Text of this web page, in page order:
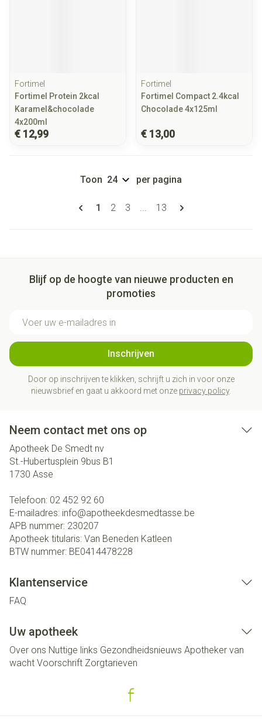
Fortimel
Fortimel Protein 2kcal
Karamel&chocolade
4x200ml
€ 12,99
Fortimel
Fortimel Compact 2.4kcal
Chocolade 4x125ml
€ 13,00
Pagina's
U lees momenteel pagina
1 Pagina
2 Pagina
3 ... Pagina
13
Toon per pagina
Blijf op de hoogte van nieuwe producten en
promoties
Inschrijven
Door op inschrijven te klikken, schrijft u zich in voor onze
nieuwsbrief en gaat u akkoord met onze privacy policy.
Neem contact met ons op
Apotheek De Smedt nv
St.-Hubertusplein 9bus B1
1730 Asse
Telefoon: 02 452 92 60
E-mailadres: info@apotheekdesmedtasse.be
APB nummer: 230207
Apotheek titularis: Van Beneden Katleen
BTW nummer: BE0414478228
Klantenservice
FAQ
Uw apotheek
Over ons Nuttige links Gezondheidsnieuws Apotheker van
wacht Voorschrift Zorgtarieven